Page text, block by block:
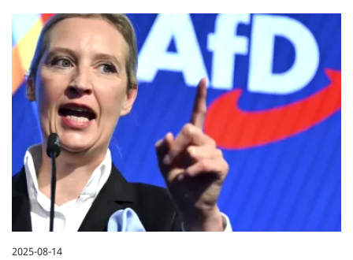
2025-08-14